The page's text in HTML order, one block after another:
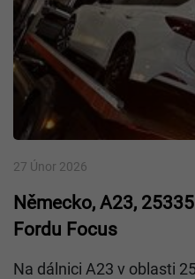
27 Únor 2026
Německo, A23,
Fordu Focus
Na dálnici A23 v oblasti